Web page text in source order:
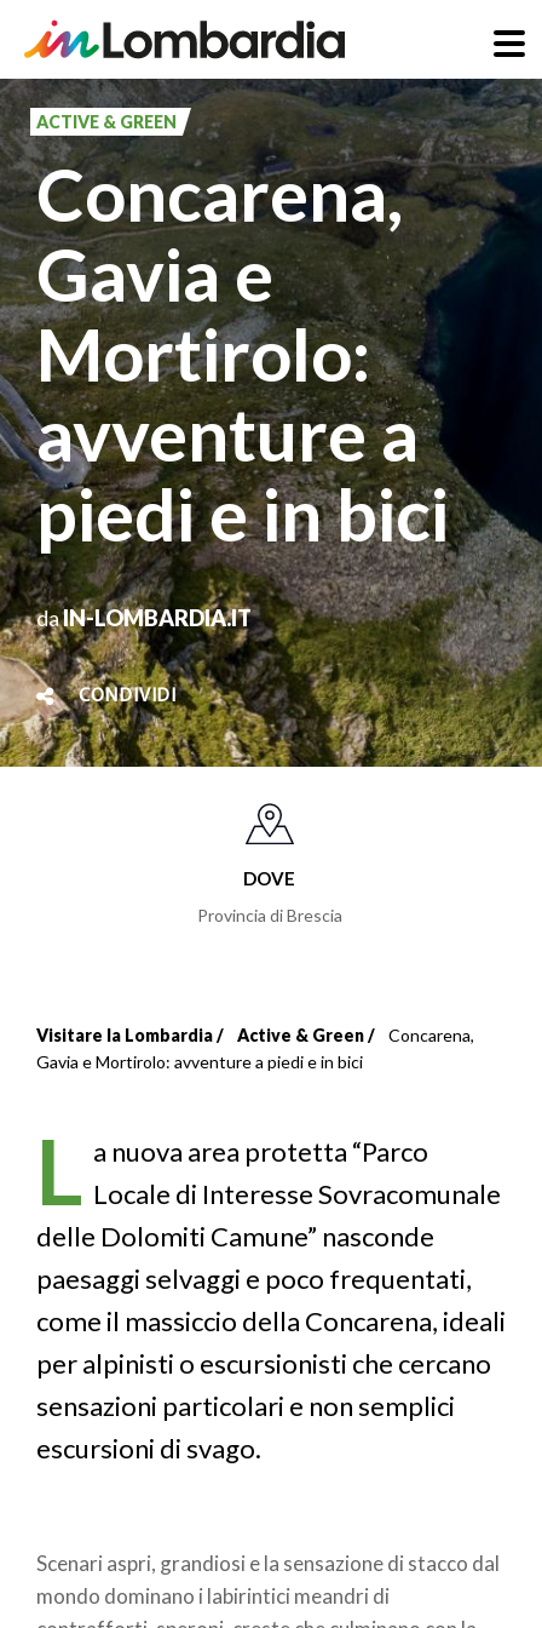
Salta
al
contenuto
principale
ACTIVE & GREEN
Concarena,
Gavia e
Mortirolo:
avventure a
piedi e in bici
daIN-LOMBARDIA.IT
CONDIVIDI
DOVE
Provincia di Brescia
Briciole
pane
Visitare la Lombardia Active & Green
Concarena,
Gavia e Mortirolo: avventure a piedi e in bici
L a nuova area protetta “Parco
Locale di Interesse Sovracomunale
delle Dolomiti Camune” nasconde
paesaggi selvaggi e poco frequentati,
come il massiccio della Concarena, ideali
per alpinisti o escursionisti che cercano
sensazioni particolari e non semplici
escursioni di svago.
Scenari aspri, grandiosi e la sensazione di stacco dal
mondo dominano i labirintici meandri di